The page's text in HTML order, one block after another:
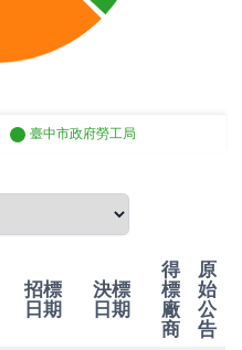
臺中市政府勞工局
招標
日期
決標
日期
得
標
廠
商
原
始
公
告